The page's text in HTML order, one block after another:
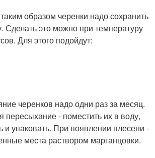
образом черенки надо сохранить
это можно при температуру
Для этого подойдут:
черенков надо одни раз за месяц.
пересыхание - поместить их в воду,
и упаковать. При появлении плесени -
места раствором марганцовки.